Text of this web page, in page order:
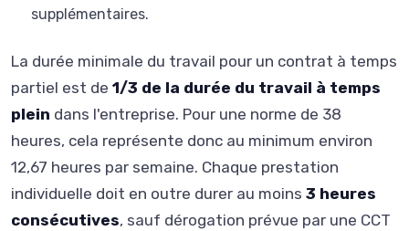
supplémentaires.
La durée minimale du travail pour un contrat à temps
partiel est de 1/3 de la durée du travail à temps
plein dans l'entreprise. Pour une norme de 38
heures, cela représente donc au minimum environ
12,67 heures par semaine. Chaque prestation
individuelle doit en outre durer au moins 3 heures
consécutives, sauf dérogation prévue par une CCT